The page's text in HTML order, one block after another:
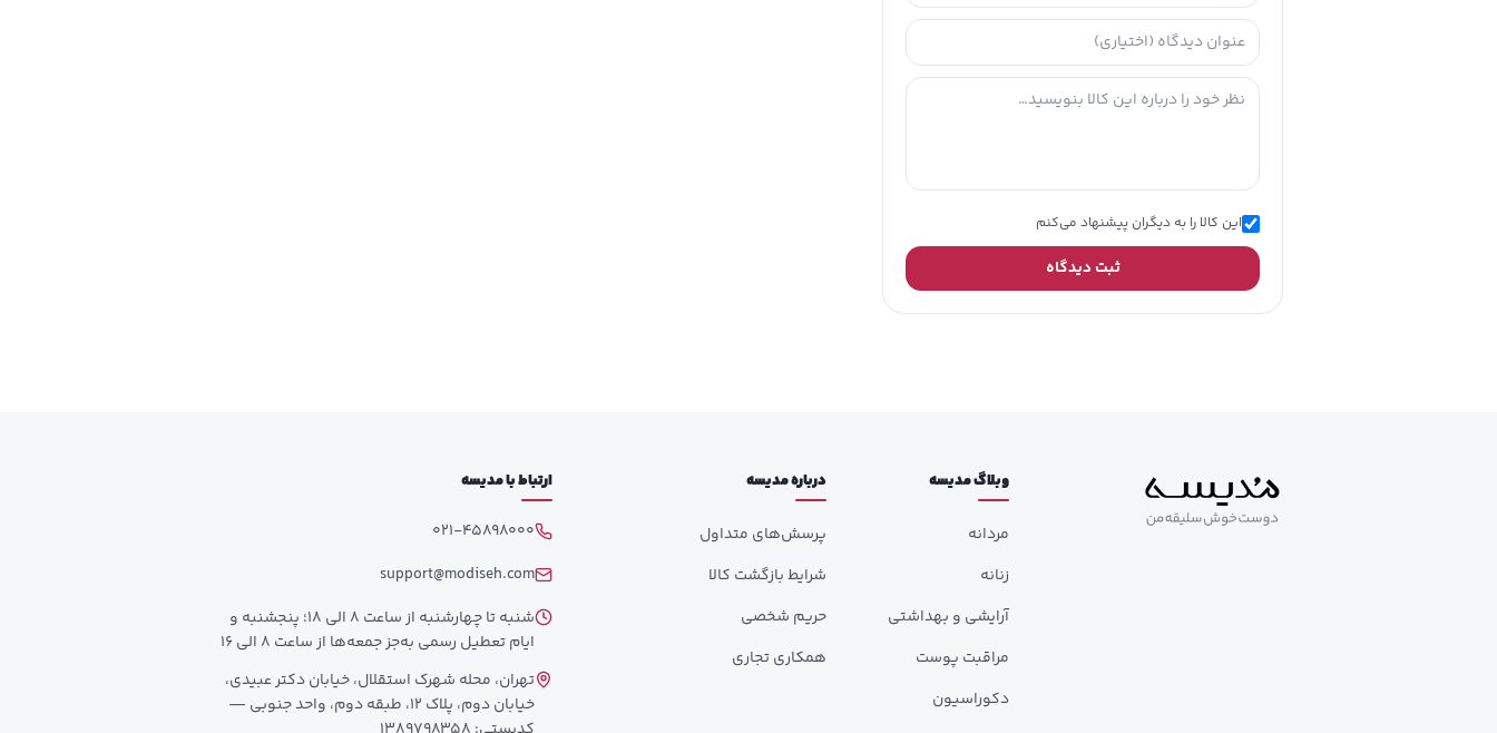
این کالا را به دیگران پیشنهاد می‌کنم
ثبت دیدگاه
وبلاگ مدیسه
مردانه
زنانه
آرایشی و بهداشتی
مراقبت پوست
دکوراسیون
درباره مدیسه
پرسش‌های متداول
شرایط بازگشت کالا
حریم شخصی
همکاری تجاری
ارتباط با مدیسه
021-45898000
support@modiseh.com
شنبه تا چهارشنبه از ساعت 8 الی 18؛ پنجشنبه و
ایام تعطیل رسمی به‌جز جمعه‌ها از ساعت 8 الی 16
تهران، محله شهرک استقلال، خیابان دکتر عبیدی،
خیابان دوم، پلاک 12، طبقه دوم، واحد جنوبی —